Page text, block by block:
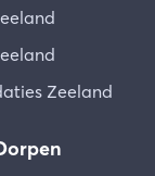
Zeeland